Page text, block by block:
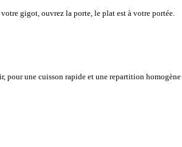
gigot, ouvrez la porte, le plat est à votre portée.
pour une cuisson rapide et une repartition homogène